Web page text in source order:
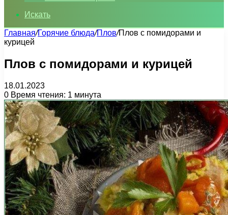
Искать
Главная/Горячие блюда/Плов/Плов с помидорами и
курицей
Плов с помидорами и курицей
18.01.2023
0 Время чтения: 1 минута